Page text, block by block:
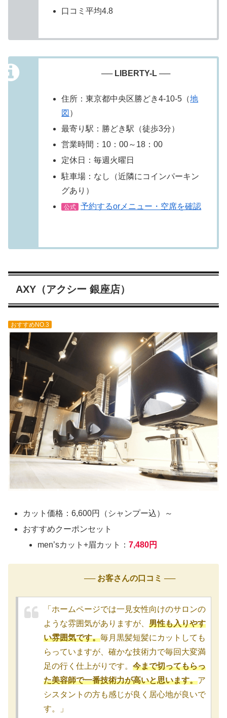
口コミ平均4.8
── LIBERTY-L ──
住所：東京都中央区勝どき4-10-5（地
図 ）
最寄り駅：勝どき駅（徒歩3分）
営業時間：10：00～18：00
定休日：毎週火曜日
駐車場：なし（近隣にコインパーキン
グあり）
公式 予約するorメニュー・空席を確認
AXY（アクシー 銀座店）
おすすめNO.3
カット価格：6,600円（シャンプー込）～
おすすめクーポンセット
men’sカット+眉カット：7,480円
── お客さんの口コミ ──
「ホームページでは一見女性向けのサロンの
ような雰囲気がありますが、 男性も入りやす
い雰囲気です。毎月黒髪短髪にカットしても
らっていますが、確かな技術力で毎回大変満
足の行く仕上がりです。 今まで切ってもらっ
た美容師で一番技術力が高いと思います。ア
シスタントの方も感じが良く居心地が良いで
す。」